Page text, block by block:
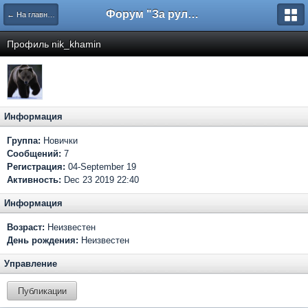
← На главную Форум "За рулем"
Профиль nik_khamin
Информация
Группа: Новички
Сообщений: 7
Регистрация: 04-September 19
Активность: Dec 23 2019 22:40
Информация
Возраст: Неизвестен
День рождения: Неизвестен
Управление
Публикации